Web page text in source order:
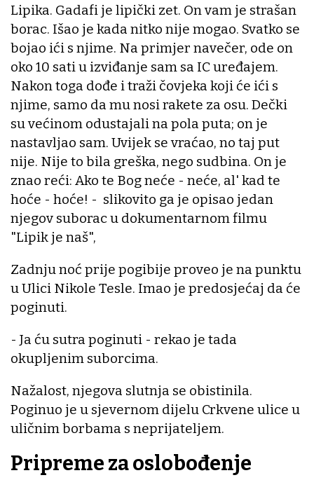
Lipika. Gadafi je lipički zet. On vam je strašan
borac. Išao je kada nitko nije mogao. Svatko se
bojao ići s njime. Na primjer navečer, ode on
oko 10 sati u izviđanje sam sa IC uređajem.
Nakon toga dođe i traži čovjeka koji će ići s
njime, samo da mu nosi rakete za osu. Dečki
su većinom odustajali na pola puta; on je
nastavljao sam. Uvijek se vraćao, no taj put
nije. Nije to bila greška, nego sudbina. On je
znao reći: Ako te Bog neće - neće, al' kad te
hoće - hoće! - slikovito ga je opisao jedan
njegov suborac u dokumentarnom filmu
"Lipik je naš",
Zadnju noć prije pogibije proveo je na punktu
u Ulici Nikole Tesle. Imao je predosjećaj da će
poginuti.
- Ja ću sutra poginuti - rekao je tada
okupljenim suborcima.
Nažalost, njegova slutnja se obistinila.
Poginuo je u sjevernom dijelu Crkvene ulice u
uličnim borbama s neprijateljem.
Pripreme za oslobođenje